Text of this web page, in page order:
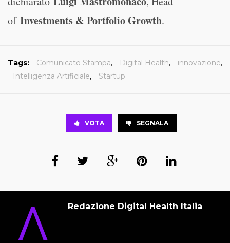
of Investments & Portfolio Growth.
Tags: Comunicato Stampa, Digital Health, innovazione,
Intelligenza Artificiale, Startup
VOTA SEGNALA
Redazione Digital Health Italia